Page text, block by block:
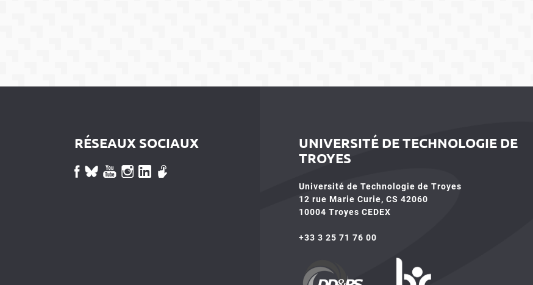
RÉSEAUX SOCIAUX
UNIVERSITÉ DE TECHNOLOGIE DE
TROYES
Université de Technologie de Troyes
12 rue Marie Curie, CS 42060
10004 Troyes CEDEX
+33 3 25 71 76 00